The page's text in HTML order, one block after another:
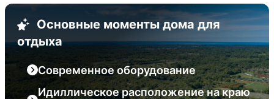
Основные моменты дома для
отдыха
Современное оборудование
Идиллическое расположение на краю